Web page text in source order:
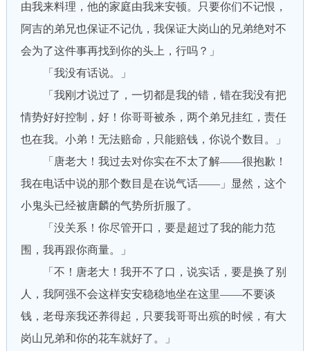
由我来料理，他的家庭由我来安顿。只要你们不记恨，
阿吉的弟兄也保证不记仇，我保证大岗山的兄弟绝对不
会为了这件事再找到你的头上，行吗？」
「我没有话说。」
「我刚才说过了，一切都是我的错，错在我没有把
情势好好控制，好！你哥哥被杀，两个弟兄挂红，责任
也在我。小弟！无法赔命，只能赔钱，你说个数目。」
「唐老大！我过去对你实在不太了解——很抱歉！
我在电话中说的那个数目是在说气话——」显然，这个
小鬼头已经被唐麟的气势所折服了。
「没关系！你尽管开口，要是超过了我的能力范
围，我再跟你商量。」
「不！唐老大！我开不了口，说实话，要是换了别
人，我阿强不会这样安安稳稳地坐在这里——不要谈
钱，老母亲我还养得起，只要我哥哥出殡的时候，有大
岗山兄弟和你的花车就好了。」